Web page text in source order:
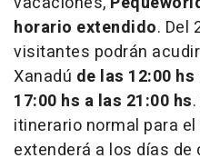
horario extendido. Del
visitantes podrán
Xanadú de las 12:00
17:00 hs a las 21:00 hs
itinerario normal para
extenderá a los días de